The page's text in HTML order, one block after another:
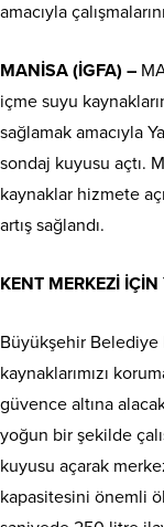
amacıyla
MANİSA (İGFA) –
içme suyu
sağlamak amacıyla
sondaj kuyusu açtı.
kaynaklar hizmete
artış sağlandı.
KENT MERKEZİ
Büyükşehir Belediye
kaynaklarımızı
güvence altına
yoğun bir şekilde
kuyusu açarak
kapasitesini önemli